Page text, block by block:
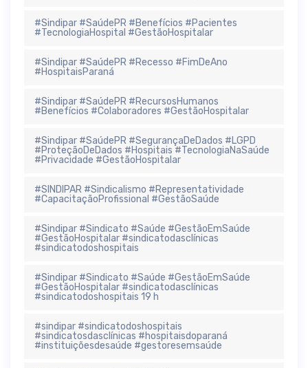
#Sindipar #SaúdePR #Benefícios #Pacientes
#TecnologiaHospital #GestãoHospitalar
#Sindipar #SaúdePR #Recesso #FimDeAno
#HospitaisParaná
#Sindipar #SaúdePR #RecursosHumanos
#Benefícios #Colaboradores #GestãoHospitalar
#Sindipar #SaúdePR #SegurançaDeDados #LGPD
#ProteçãoDeDados #Hospitais #TecnologiaNaSaúde
#Privacidade #GestãoHospitalar
#SINDIPAR #Sindicalismo #Representatividade
#CapacitaçãoProfissional #GestãoSaúde
#Sindipar #Sindicato #Saúde #GestãoEmSaúde
#GestãoHospitalar #sindicatodasclínicas
#sindicatodoshospitais
#Sindipar #Sindicato #Saúde #GestãoEmSaúde
#GestãoHospitalar #sindicatodasclínicas
#sindicatodoshospitais 19 h
#sindipar #sindicatodoshospitais
#sindicatosdasclínicas #hospitaisdoparaná
#instituiçõesdesaúde #gestoresemsaúde